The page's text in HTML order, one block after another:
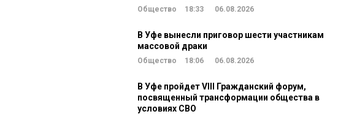
Общество 18:33 06.08.2026
В Уфе вынесли приговор шести участникам
массовой драки
Общество 18:06 06.08.2026
В Уфе пройдет VIII Гражданский форум,
посвященный трансформации общества в
условиях СВО